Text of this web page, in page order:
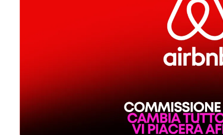
Le keybox sono davvero vietate in Italia? No, o meglio:
identificate gli ospiti. Facciamo chiarezza tra titoli allarmistici